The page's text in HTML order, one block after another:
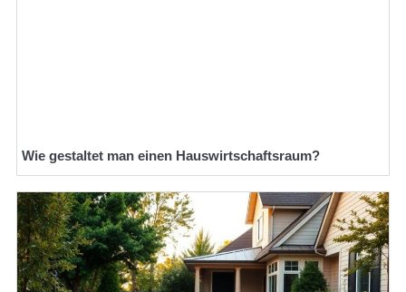
Wie gestaltet man einen Hauswirtschaftsraum?